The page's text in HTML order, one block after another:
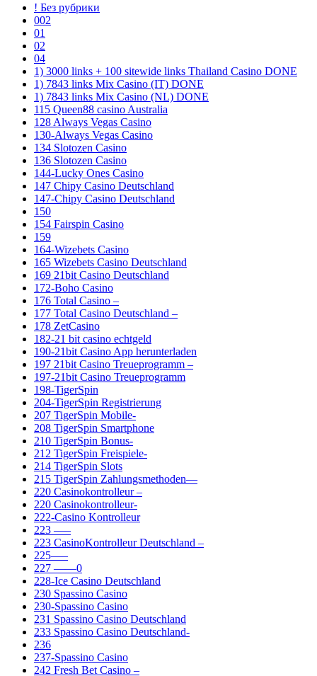
! Без рубрики
002
01
02
04
1) 3000 links + 100 sitewide links Thailand Casino DONE
1) 7843 links Mix Casino (IT) DONE
1) 7843 links Mix Casino (NL) DONE
115 Queen88 casino Australia
128 Always Vegas Casino
130-Always Vegas Casino
134 Slotozen Casino
136 Slotozen Casino
144-Lucky Ones Casino
147 Chipy Casino Deutschland
147-Chipy Casino Deutschland
150
154 Fairspin Casino
159
164-Wizebets Casino
165 Wizebets Casino Deutschland
169 21bit Casino Deutschland
172-Boho Casino
176 Total Casino –
177 Total Casino Deutschland –
178 ZetCasino
182-21 bit casino echtgeld
190-21bit Casino App herunterladen
197 21bit Casino Treueprogramm –
197-21bit Casino Treueprogramm
198-TigerSpin
204-TigerSpin Registrierung
207 TigerSpin Mobile-
208 TigerSpin Smartphone
210 TigerSpin Bonus-
212 TigerSpin Freispiele-
214 TigerSpin Slots
215 TigerSpin Zahlungsmethoden—
220 Casinokontrolleur –
220 Casinokontrolleur-
222-Casino Kontrolleur
223 —–
223 CasinoKontrolleur Deutschland –
225—–
227 ——0
228-Ice Casino Deutschland
230 Spassino Casino
230-Spassino Casino
231 Spassino Casino Deutschland
233 Spassino Casino Deutschland-
236
237-Spassino Casino
242 Fresh Bet Casino –